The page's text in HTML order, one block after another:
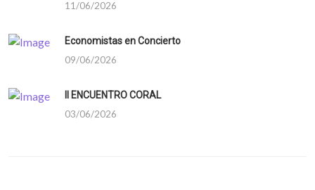
11/06/2026
Economistas en Concierto
09/06/2026
II ENCUENTRO CORAL
03/06/2026